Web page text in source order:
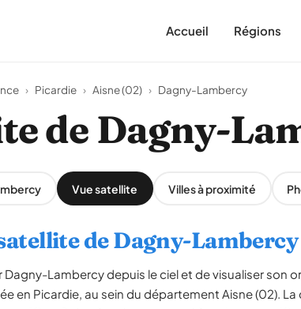
Accueil Régions
› Picardie › Aisne (02) › Dagny-Lambercy
de Dagny-
Vue satellite Villes à proximité
de Dagny-Lambercy
Lambercy depuis le ciel et de visualiser son
en Picardie, au sein du département Aisne (02).